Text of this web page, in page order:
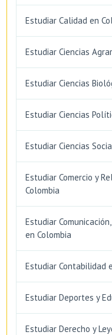
Estudiar Calidad en
Estudiar Ciencias
Estudiar Ciencias
Estudiar Ciencias
Estudiar Ciencias
Estudiar Comercio y
Colombia
Estudiar
en Colombia
Estudiar Contabilidad
Estudiar Deportes y
Estudiar Derecho y